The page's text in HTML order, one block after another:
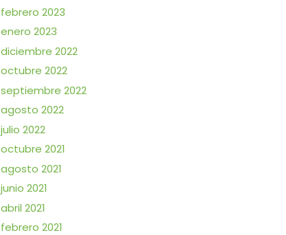
febrero 2023
enero 2023
diciembre 2022
octubre 2022
septiembre 2022
agosto 2022
julio 2022
octubre 2021
agosto 2021
junio 2021
abril 2021
febrero 2021